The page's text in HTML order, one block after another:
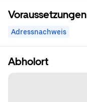
Voraussetzungen
Adressnachweis
Abholort